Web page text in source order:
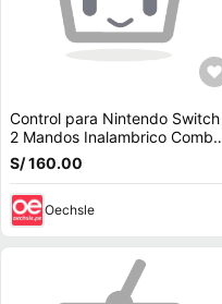
Control para Nintendo Switch
2 Mandos Inalambrico Combo
2 EN 1 Barato
S/ 160.00
Oechsle